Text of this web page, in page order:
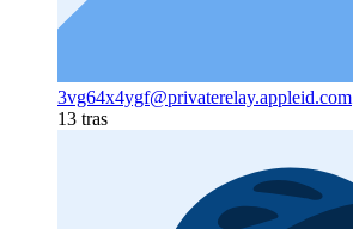
3vg64x4ygf@privaterelay.appleid.com
13 tras